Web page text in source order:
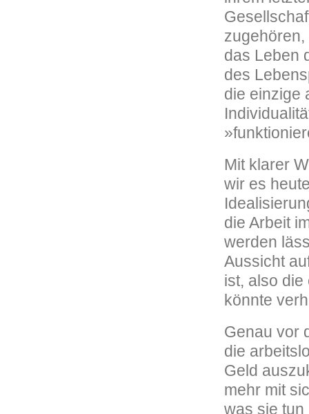
das Leben
des
die einzige
Mit klarer
wir es
die Arbeit
werden
Aussicht
ist, also
könnte
Genau vor
die
Geld
mehr mit
was sie tun